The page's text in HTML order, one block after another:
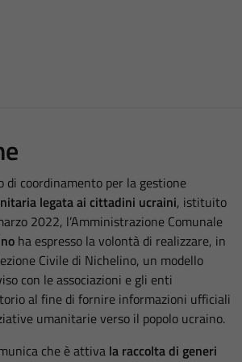
di coordinamento per la gestione
legata ai cittadini ucraini, istituito
2022, l’Amministrazione Comunale
ha espresso la volontà di realizzare, in
Civile di Nichelino, un modello
con le associazioni e gli enti
al fine di fornire informazioni ufficiali
umanitarie verso il popolo ucraino.
che è attiva la raccolta di generi